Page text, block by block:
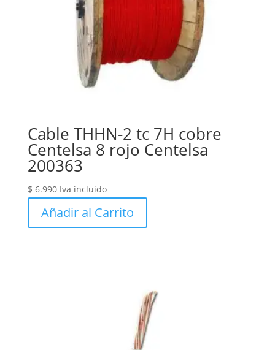
Cable THHN-2 tc 7H cobre
Centelsa 8 rojo Centelsa
200363
$ 6.990 Iva incluido
Añadir al Carrito